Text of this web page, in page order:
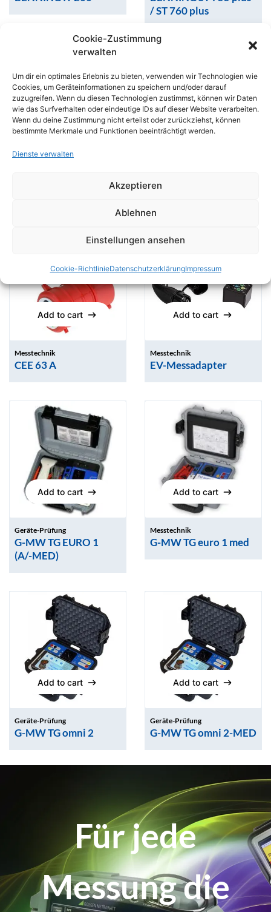
Cookie-Zustimmung
verwalten
Um dir ein optimales Erlebnis zu bieten, verwenden wir Technologien wie
Cookies, um Geräteinformationen zu speichern und/oder darauf
zuzugreifen. Wenn du diesen Technologien zustimmst, können wir Daten
wie das Surfverhalten oder eindeutige IDs auf dieser Website verarbeiten.
Wenn du deine Zustimmung nicht erteilst oder zurückziehst, können
bestimmte Merkmale und Funktionen beeinträchtigt werden.
Dienste verwalten
Akzeptieren
Ablehnen
Einstellungen ansehen
Cookie-RichtlinieDatenschutzerklärungImpressum
/ ST 760 plus
Add to cart
Add to cart
CEE 32 A
Add to cart
Add to cart
Messtechnik
CEE 63 A
Add to cart
Messtechnik
EV-Messadapter
Add to cart
Add to cart
Geräte-Prüfung
G-MW TG EURO 1
(A/-MED)
Add to cart
Add to cart
Messtechnik
G-MW TG euro 1 med
Add to cart
Add to cart
Geräte-Prüfung
G-MW TG omni 2
Add to cart
Add to cart
Geräte-Prüfung
G-MW TG omni 2-MED
Für jede
Messung die